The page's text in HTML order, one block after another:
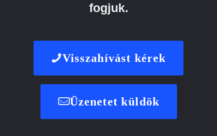
fogjuk.
Visszahívást kérek
Üzenetet küldök